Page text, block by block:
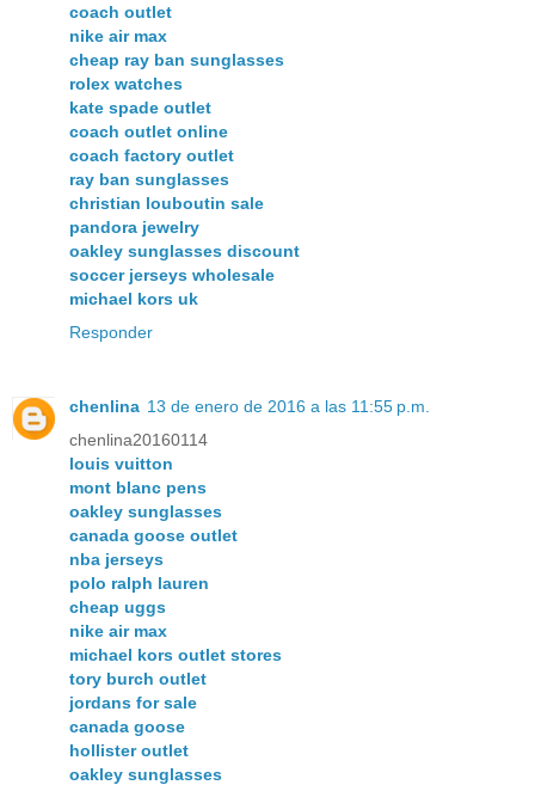
coach outlet
nike air max
cheap ray ban sunglasses
rolex watches
kate spade outlet
coach outlet online
coach factory outlet
ray ban sunglasses
christian louboutin sale
pandora jewelry
oakley sunglasses discount
soccer jerseys wholesale
michael kors uk
Responder
chenlina 13 de enero de 2016 a las 11:55 p.m.
chenlina20160114
louis vuitton
mont blanc pens
oakley sunglasses
canada goose outlet
nba jerseys
polo ralph lauren
cheap uggs
nike air max
michael kors outlet stores
tory burch outlet
jordans for sale
canada goose
hollister outlet
oakley sunglasses